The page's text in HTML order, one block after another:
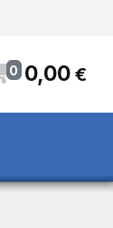
0 0,00 €